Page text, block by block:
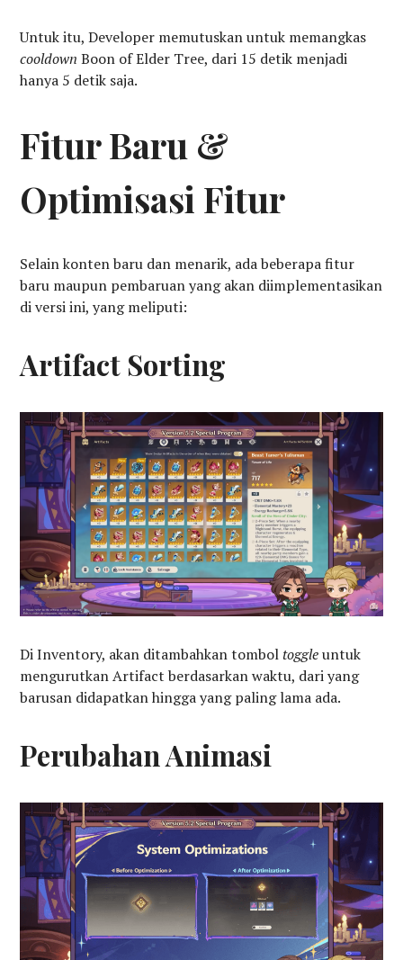
Untuk itu, Developer memutuskan untuk memangkas
cooldownBoon of Elder Tree, dari 15 detik menjadi
hanya 5 detik saja.
Fitur Baru &
Optimisasi Fitur
Selain konten baru dan menarik, ada beberapa fitur
baru maupun pembaruan yang akan diimplementasikan
di versi ini, yang meliputi:
Artifact Sorting
Di Inventory, akan ditambahkan tomboltoggleuntuk
mengurutkan Artifact berdasarkan waktu, dari yang
barusan didapatkan hingga yang paling lama ada.
Perubahan Animasi